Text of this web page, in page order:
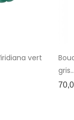
vert
gris...
Prix